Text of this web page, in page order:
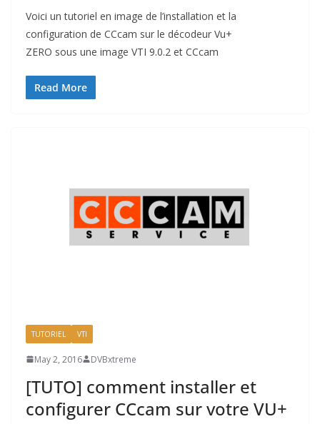
Voici un tutoriel en image de l’installation et la
configuration de CCcam sur le décodeur Vu+
ZERO sous une image VTI 9.0.2 et CCcam
Read More
TUTORIEL VTI
May 2, 2016 DVBxtreme
[TUTO] comment installer et
configurer CCcam sur votre VU+